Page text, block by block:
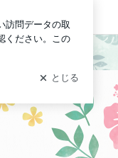
ログ
ログイン